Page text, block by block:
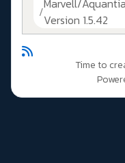
Version 1.5.42
Time to